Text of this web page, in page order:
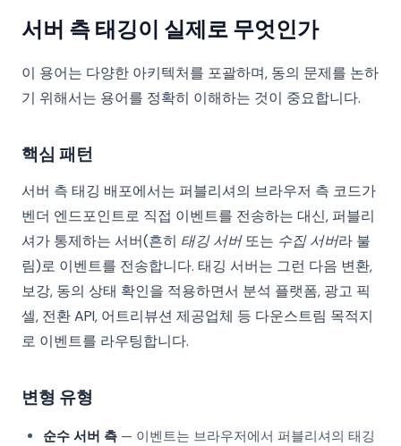
서버 측 태깅이 실제로 무엇인가
이 용어는 다양한 아키텍처를 포괄하며, 동의 문제를 논하
기 위해서는 용어를 정확히 이해하는 것이 중요합니다.
핵심 패턴
서버 측 태깅 배포에서는 퍼블리셔의 브라우저 측 코드가
벤더 엔드포인트로 직접 이벤트를 전송하는 대신, 퍼블리
셔가 통제하는 서버(흔히 태깅 서버또는 수집 서버라 불
림)로 이벤트를 전송합니다. 태깅 서버는 그런 다음 변환,
보강, 동의 상태 확인을 적용하면서 분석 플랫폼, 광고 픽
셀, 전환 API, 어트리뷰션 제공업체 등 다운스트림 목적지
로 이벤트를 라우팅합니다.
변형 유형
순수 서버 측 — 이벤트는 브라우저에서 퍼블리셔의 태깅